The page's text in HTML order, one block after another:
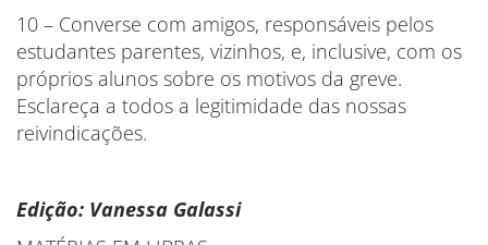
10 – Converse com amigos, responsáveis pelos
estudantes parentes, vizinhos, e, inclusive, com os
próprios alunos sobre os motivos da greve.
Esclareça a todos a legitimidade das nossas
reivindicações.
Edição: Vanessa Galassi